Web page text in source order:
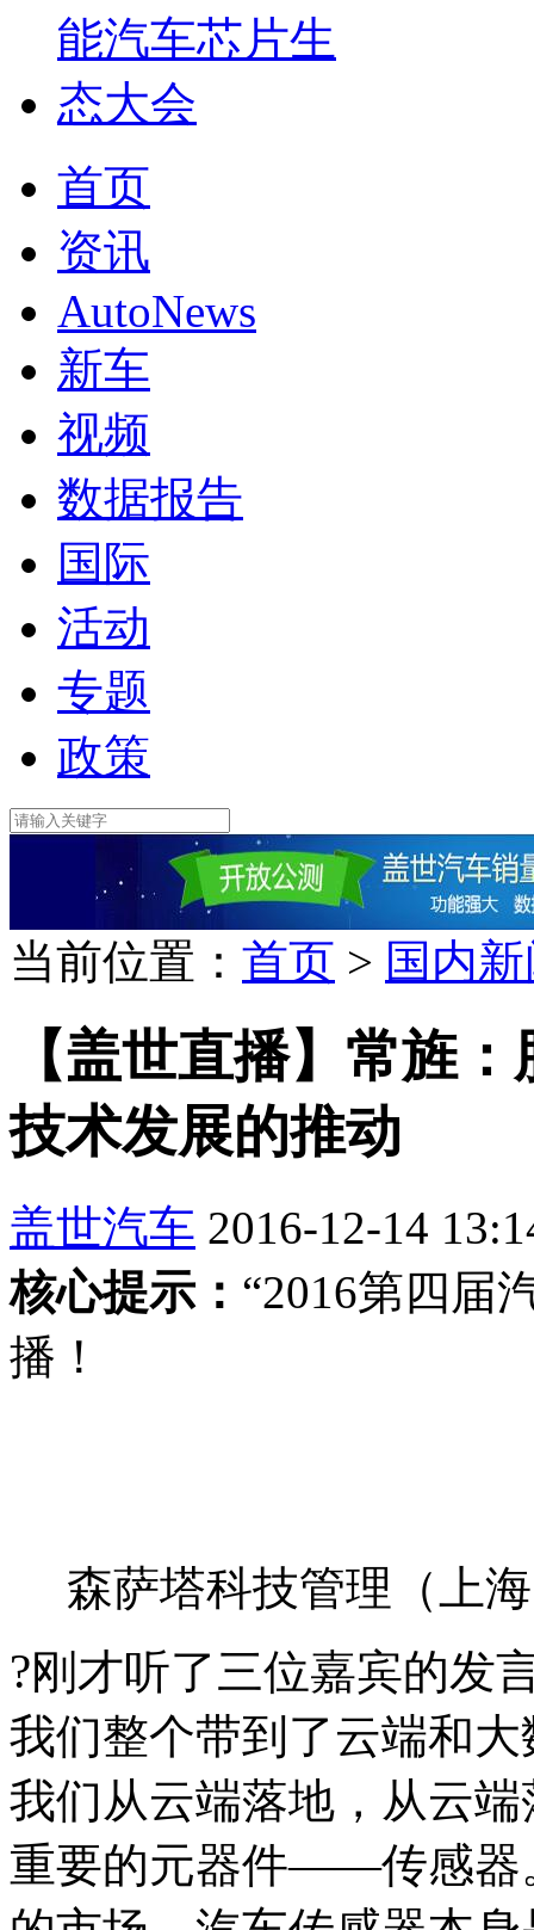
首页
资讯
AutoNews
新车
视频
数据报告
国际
活动
专题
政策
当前位置： 首页 > 国内
【盖世直播】常旌
技术发展的推动
盖世汽车 2016-12-14
核心提示： “2016第四届
播！
森萨塔科技管理（上
?刚才听了三位嘉宾的发
我们整个带到了云端和
我们从云端落地，从云
重要的元器件——传感器